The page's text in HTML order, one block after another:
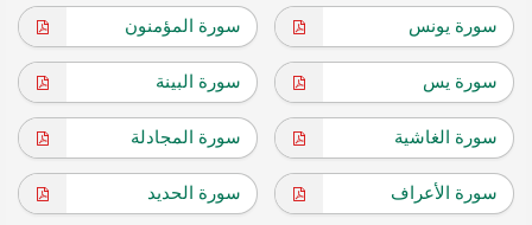
سورة يونس سورة المؤمنون
سورة يس سورة البينة
سورة الغاشية سورة المجادلة
سورة الأعراف سورة الحديد